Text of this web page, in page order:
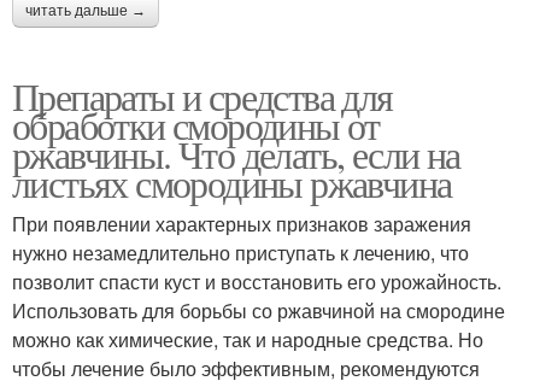
читать дальше →
Препараты и средства для
обработки смородины от
ржавчины. Что делать, если на
листьях смородины ржавчина
При появлении характерных признаков заражения
нужно незамедлительно приступать к лечению, что
позволит спасти куст и восстановить его урожайность.
Использовать для борьбы со ржавчиной на смородине
можно как химические, так и народные средства. Но
чтобы лечение было эффективным, рекомендуются